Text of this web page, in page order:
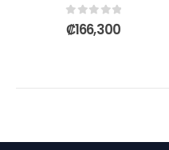
0out of 5
₡166,300